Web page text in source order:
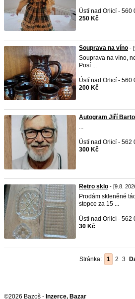
Ústí nad Orlicí - 560
250 Kč
Souprava na víno -
Souprava na víno,
Posí ...
Ústí nad Orlicí - 560
200 Kč
Autogram Jiří
...
Ústí nad Orlicí - 562
300 Kč
Retro sklo - [9.8.
Prodám skleněné
stopce za 15 ...
Ústí nad Orlicí - 562
30 Kč
Stránka: 1 2 3
©2026 Bazoš - Inzerce, Bazar